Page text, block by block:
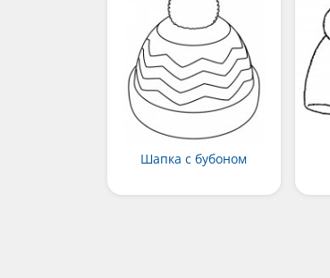
Шапка с бубоном